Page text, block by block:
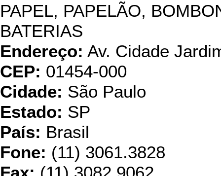
PAPEL, PAPELÃO,
BATERIAS
Endereço: Av. Cidade
CEP: 01454-000
Cidade: São Paulo
Estado: SP
País: Brasil
Fone: (11) 3061.3828